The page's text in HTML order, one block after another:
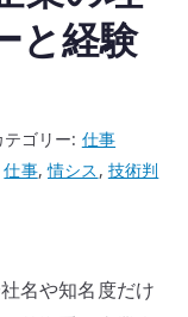
と経験
テゴリー: 仕事
仕事,情シス , 技術判
名や知名度だけ